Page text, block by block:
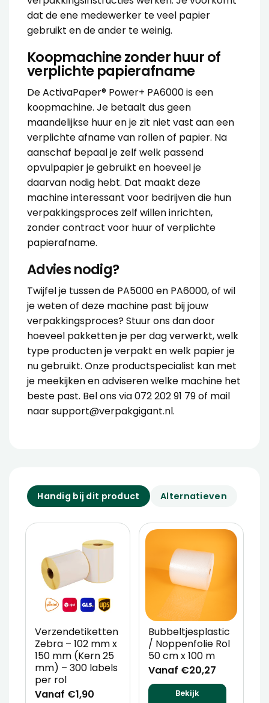
dat de ene medewerker te veel papier
gebruikt en de ander te weinig.
Koopmachine zonder huur of
verplichte papierafname
De ActivaPaper® Power+ PA6000 is een
koopmachine. Je betaalt dus geen
maandelijkse huur en je zit niet vast aan een
verplichte afname van rollen of papier. Na
aanschaf bepaal je zelf welk passend
opvulpapier je gebruikt en hoeveel je
daarvan nodig hebt. Dat maakt deze
machine interessant voor bedrijven die hun
verpakkingsproces zelf willen inrichten,
zonder contract voor huur of verplichte
papierafname.
Advies nodig?
Twijfel je tussen de PA5000 en PA6000, of wil
je weten of deze machine past bij jouw
verpakkingsproces? Stuur ons dan door
hoeveel pakketten je per dag verwerkt, welk
type producten je verpakt en welk papier je
nu gebruikt. Onze productspecialist kan met
je meekijken en adviseren welke machine het
beste past. Bel ons via072 202 91 79of mail
naarsupport@verpakgigant.nl.
Handig bij dit product Alternatieven
Verzendetiketten
Zebra – 102 mm x
150 mm (Kern 25
mm) – 300 labels
per rol
Vanaf €1,90
Bubbeltjesplastic
/ Noppenfolie Rol
50 cm x 100 m
Vanaf €20,27
Bekijk